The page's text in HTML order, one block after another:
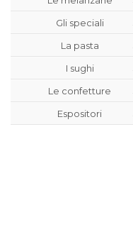
Gli speciali
La pasta
I sughi
Le confetture
Espositori